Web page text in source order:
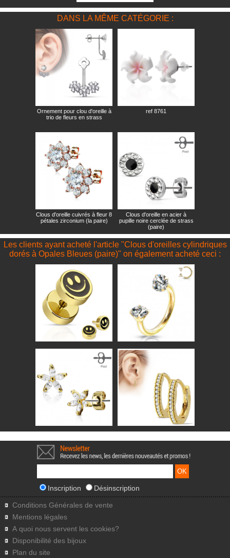
DANS LA MÊME CATÉGORIE :
Ornement pour clou d'oreille à
trio de fleurs en strass
ref 8761
Clous d'oreille cuivrés à fleur 8
pétales zirconium (la paire)
Clous d'oreille en acier à
pupille noire cerclée de strass
(paire)
Les clients ayant acheté l'article "Clous d'oreilles cylindriques
dorés à Opales Bleues (paire)" on également acheté ceci :
Inscription Désinscription
Conditions Générales de vente
Mentions légales
A quoi nous servent les cookies?
Disponibilité des bijoux
Plan du site